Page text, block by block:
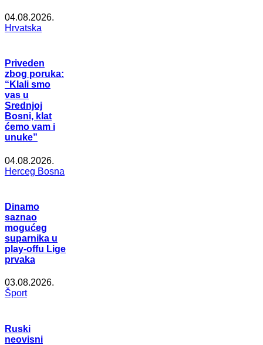
04.08.2026.
Hrvatska
Priveden
zbog poruka:
“Klali smo
vas u
Srednjoj
Bosni, klat
ćemo vam i
unuke”
04.08.2026.
Herceg Bosna
Dinamo
saznao
mogućeg
suparnika u
play-offu Lige
prvaka
03.08.2026.
Šport
Ruski
neovisni